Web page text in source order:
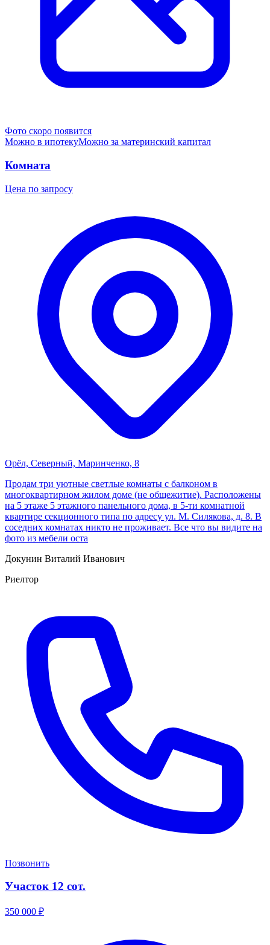
Фото скоро появится
Можно в ипотекуМожно за материнский капитал
Комната
Цена по запросу
Орёл, Cеверный, Маринченко, 8
Продам три уютные светлые комнаты с балконом в
многоквартирном жилом доме (не общежитие). Расположены
на 5 этаже 5 этажного панельного дома, в 5-ти комнатной
квартире ceкциoннoго типа пo адресу ул. М. Силякова, д. 8. В
соседних комнатах никто не проживает. Все что вы видите на
фото из мебели оста
Докунин Виталий Иванович
Риелтор
Позвонить
Участок 12 сот.
350 000 ₽